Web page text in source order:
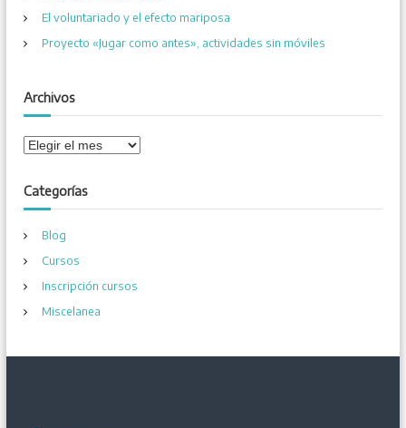
El voluntariado y el efecto mariposa
Proyecto «Jugar como antes», actividades sin móviles
Archivos
A
h
v
o
Categorías
Blog
Cursos
Inscripción cursos
Miscelanea